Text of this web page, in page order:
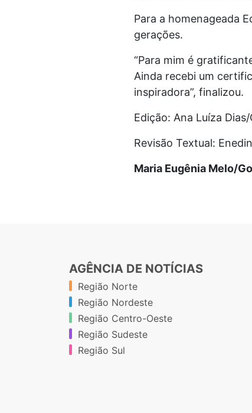
Para a homenageada
gerações.
“Para mim é
Ainda recebi um
inspiradora”, finalizou.
Edição: Ana Luíza
Revisão Textual:
Maria Eugênia Melo/
AGÊNCIA DE NOTÍCIAS
Região Norte
Região Nordeste
Região Centro-Oeste
Região Sudeste
Região Sul